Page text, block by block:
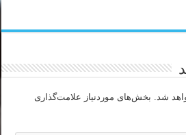
شد.
بخش‌های موردنیاز علامت‌گذاری